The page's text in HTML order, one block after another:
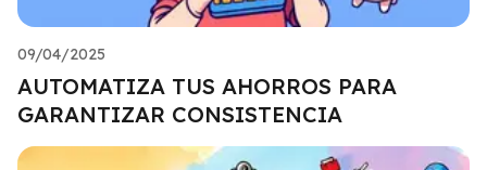
09/04/2025
AUTOMATIZA TUS AHORROS PARA
GARANTIZAR CONSISTENCIA